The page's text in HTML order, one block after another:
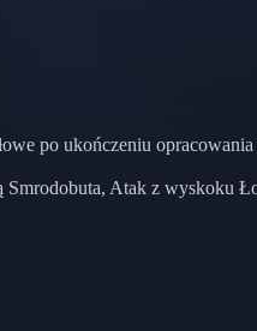
po ukończeniu
Atak z wyskoku